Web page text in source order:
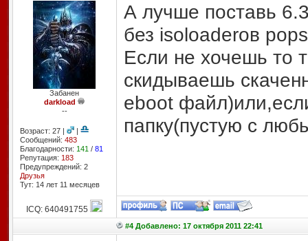
Забанен
darkload
--
Возраст: 27 |
|
Сообщений: 483
Благодарности: 141 / 81
Репутация: 183
Предупреждений: 2
Друзья
Тут: 14 лет 11 месяцев
А лучше поставь
без isoloaderов
Если не хочешь то
скидываешь
eboot
папку(пустую с
ICQ: 640491755
#4 Добавлено: 17 октября 2011 22:41